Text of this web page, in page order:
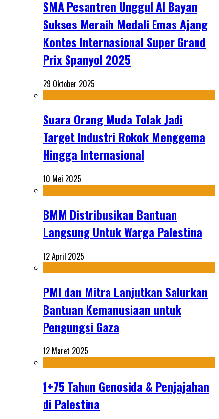
SMA Pesantren Unggul Al Bayan
Sukses Meraih Medali Emas Ajang
Kontes Internasional Super Grand
Prix Spanyol 2025
29 Oktober 2025
Suara Orang Muda Tolak Jadi
Target Industri Rokok Menggema
Hingga Internasional
10 Mei 2025
BMM Distribusikan Bantuan
Langsung Untuk Warga Palestina
12 April 2025
PMI dan Mitra Lanjutkan Salurkan
Bantuan Kemanusiaan untuk
Pengungsi Gaza
12 Maret 2025
1+75 Tahun Genosida & Penjajahan
di Palestina